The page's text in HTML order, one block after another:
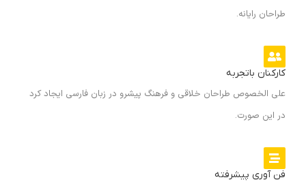
طراحان رایانه.
کارکنان باتجربه
علی الخصوص طراحان خلاقی و فرهنگ پیشرو در زبان فارسی ایجاد کرد
در این صورت.
فن آوری پیشرفته